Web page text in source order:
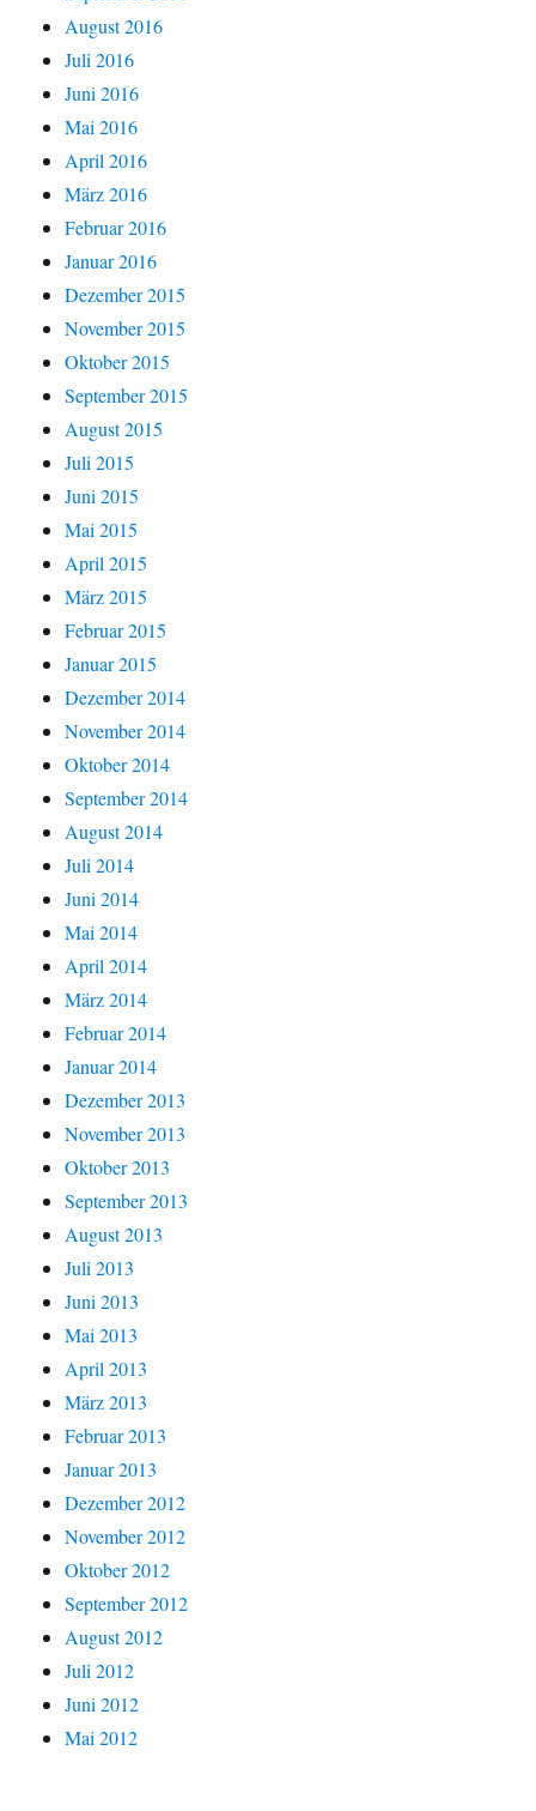
August 2016
Juli 2016
Juni 2016
Mai 2016
April 2016
März 2016
Februar 2016
Januar 2016
Dezember 2015
November 2015
Oktober 2015
September 2015
August 2015
Juli 2015
Juni 2015
Mai 2015
April 2015
März 2015
Februar 2015
Januar 2015
Dezember 2014
November 2014
Oktober 2014
September 2014
August 2014
Juli 2014
Juni 2014
Mai 2014
April 2014
März 2014
Februar 2014
Januar 2014
Dezember 2013
November 2013
Oktober 2013
September 2013
August 2013
Juli 2013
Juni 2013
Mai 2013
April 2013
März 2013
Februar 2013
Januar 2013
Dezember 2012
November 2012
Oktober 2012
September 2012
August 2012
Juli 2012
Juni 2012
Mai 2012